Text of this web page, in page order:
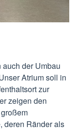
der Umbau
Atrium soll in
zur
zeigen den
deren Ränder als